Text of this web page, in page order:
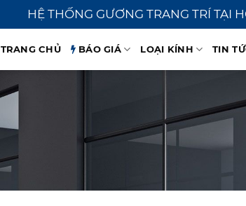
HỆ THỐNG GƯƠNG TRANG TRÍ TẠI
TRANG CHỦ BÁO GIÁ LOẠI KÍNH TIN